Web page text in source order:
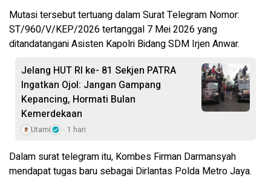
Mutasi tersebut tertuang dalam Surat Telegram Nomor:
ST/960/V/KEP/2026 tertanggal 7 Mei 2026 yang
ditandatangani Asisten Kapolri Bidang SDM Irjen Anwar.
Jelang HUT RI ke- 81 Sekjen PATRA
Ingatkan Ojol: Jangan Gampang
Kepancing, Hormati Bulan
Kemerdekaan
Utami 1 hari
Dalam surat telegram itu, Kombes Firman Darmansyah
mendapat tugas baru sebagai Dirlantas Polda Metro Jaya.